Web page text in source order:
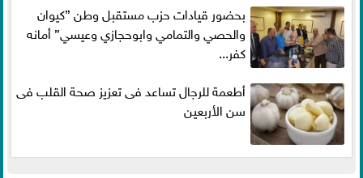
بحضور قيادات حزب مستقبل وطن ”كيوان
والحصي والتمامي وابوحجازي وعيسي” أمانه
كفر...
أطعمة للرجال تساعد فى تعزيز صحة القلب فى
سن الأربعين